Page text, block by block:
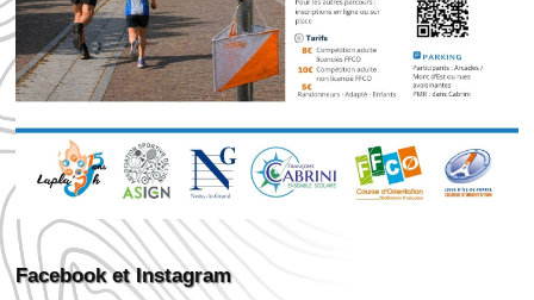
Facebook et Instagram